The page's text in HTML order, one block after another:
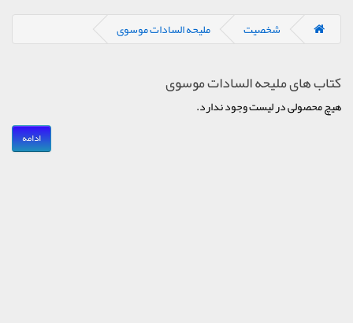
شخصیت ملیحه السادات موسوی
کتاب های ملیحه السادات موسوی
هیچ محصولی در لیست وجود ندارد.
ادامه